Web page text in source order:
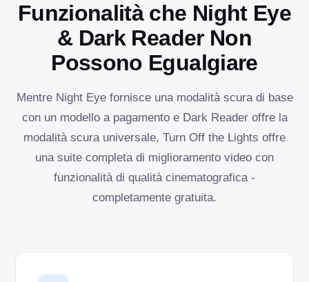
Funzionalità che Night Eye
& Dark Reader Non
Possono Egualgiare
Mentre Night Eye fornisce una modalità scura di base
con un modello a pagamento e Dark Reader offre la
modalità scura universale, Turn Off the Lights offre
una suite completa di miglioramento video con
funzionalità di qualità cinematografica -
completamente gratuita.